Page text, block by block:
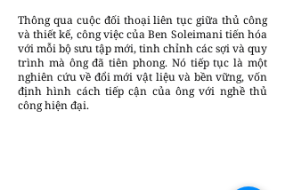
Thông qua cuộc đối thoại liên tục giữa thủ công
và thiết kế, công việc của Ben Soleimani tiến hóa
với mỗi bộ sưu tập mới, tinh chỉnh các sợi và quy
trình mà ông đã tiên phong. Nó tiếp tục là một
nghiên cứu về đổi mới vật liệu và bền vững, vốn
định hình cách tiếp cận của ông với nghề thủ
công hiện đại.